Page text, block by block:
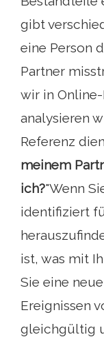
gibt
eine Person
Partner
wir in
analysieren
Referenz
meinem
ich?"Wenn
identifiziert
ist, was mit
Sie eine
Ereignissen
gleichgültig